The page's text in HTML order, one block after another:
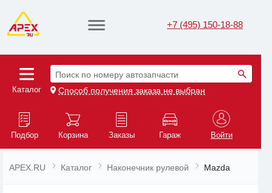
+7 (495) 150-18-88
Каталог
Поиск по номеру автозапчасти
Способ получения заказа не выбран
Подбор Корзина Заказы Гараж Войти
APEX.RU Каталог Наконечник рулевой Mazda